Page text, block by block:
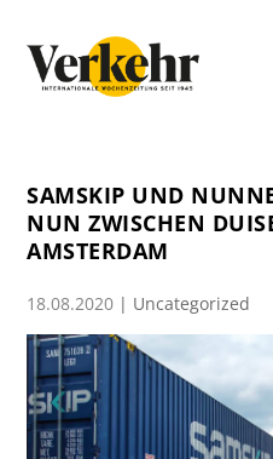
SAMSKIP UND
NUN ZWISCHEN
AMSTERDAM
18.08.2020 | Uncategorized